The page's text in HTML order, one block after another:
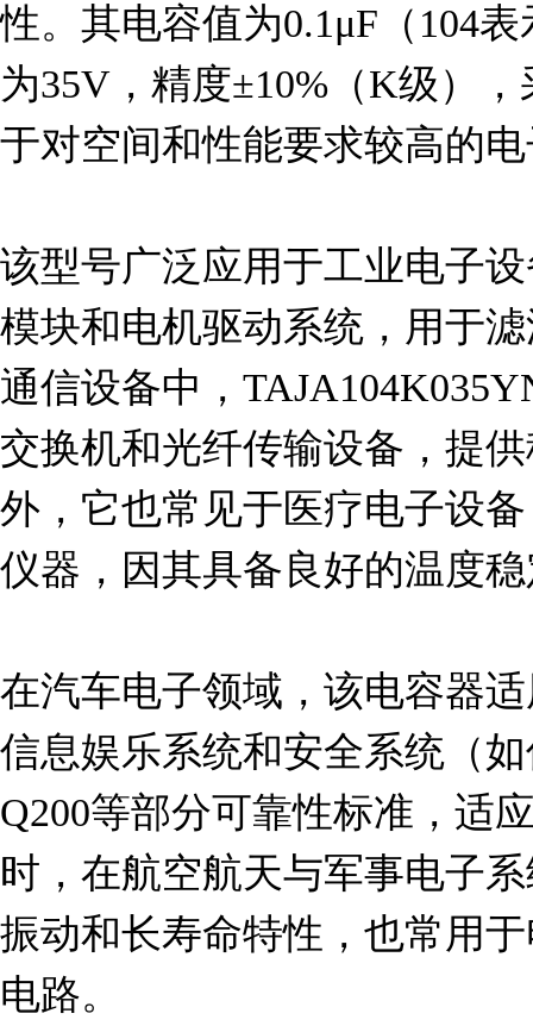
性。其电容值为0.1μF（104
为35V，精度±10%（K级）
于对空间和性能要求较高的
该型号广泛应用于工业电子
模块和电机驱动系统，用于
通信设备中，
交换机和光纤传输设备，提
外，它也常见于医疗电子设
仪器，因其具备良好的温度
在汽车电子领域，该电容器
信息娱乐系统和安全系统（
Q200等部分可靠性标准，适
时，在航空航天与军事电子
振动和长寿命特性，也常用
电路。